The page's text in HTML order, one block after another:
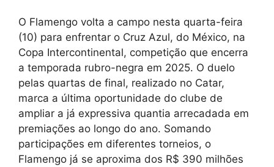
O Flamengo volta a campo nesta quarta-feira
(10) para enfrentar o Cruz Azul, do México, na
Copa Intercontinental, competição que encerra
a temporada rubro-negra em 2025. O duelo
pelas quartas de final, realizado no Catar,
marca a última oportunidade do clube de
ampliar a já expressiva quantia arrecadada em
premiações ao longo do ano. Somando
participações em diferentes torneios, o
Flamengo já se aproxima dos R$ 390 milhões